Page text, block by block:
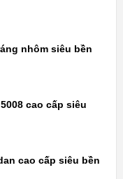
nhôm siêu bền
cao cấp siêu
cao cấp siêu bền